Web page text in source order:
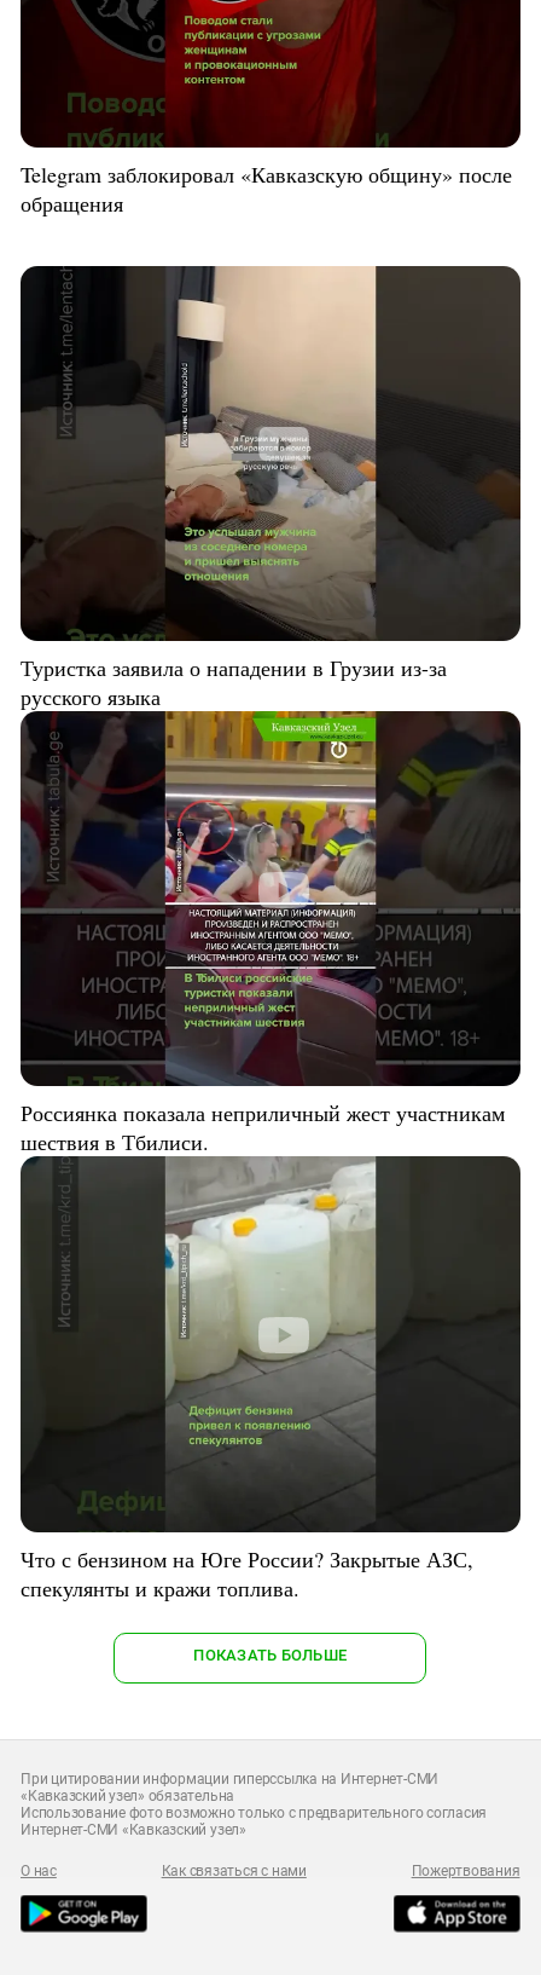
Telegram заблокировал «Кавказскую общину» после
обращения
Туристка заявила о нападении в Грузии из-за
русского языка
Россиянка показала неприличный жест участникам
шествия в Тбилиси.
Что с бензином на Юге России? Закрытые АЗС,
спекулянты и кражи топлива.
ПОКАЗАТЬ БОЛЬШЕ
При цитировании информации гиперссылка на Интернет-СМИ
«Кавказский узел» обязательна
Использование фото возможно только с предварительного согласия
Интернет-СМИ «Кавказский узел»
О нас Как связаться с нами Пожертвования